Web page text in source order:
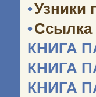
•Узники
•Ссылка
КНИГА
КНИГА
КНИГА